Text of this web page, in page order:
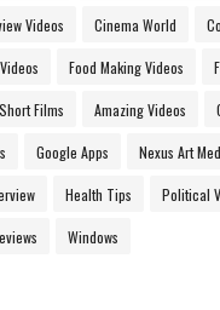
Videos Cinema World
Food Making Videos
Short Films Amazing Videos
Google Apps Nexus Art
Health Tips Political
Windows